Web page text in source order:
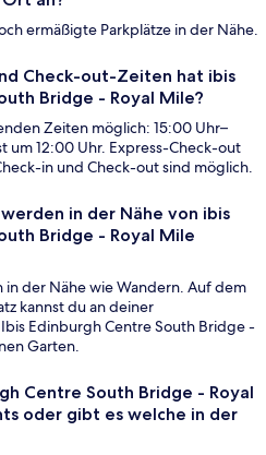
ermäßigte Parkplätze in der Nähe.
Check-out-Zeiten hat ibis
Bridge - Royal Mile?
Zeiten möglich: 15:00 Uhr–
um 12:00 Uhr. Express-Check-out
in und Check-out sind möglich.
in der Nähe von ibis
Bridge - Royal Mile
in der Nähe wie Wandern. Auf dem
kannst du an deiner
Edinburgh Centre South Bridge -
Garten.
Centre South Bridge - Royal
oder gibt es welche in der